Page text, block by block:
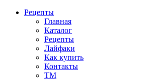
Рецепты
Главная
Каталог
Рецепты
Лайфаки
Как купить
Контакты
ТМ